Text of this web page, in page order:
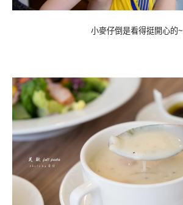
小麥仔倒是看得挺開心的~